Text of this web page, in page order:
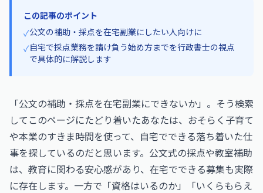
この記事のポイント
✓公文の補助・採点を在宅副業にしたい人向けに
✓自宅で採点業務を請け負う始め方までを行政書士の視点
で具体的に解説します
「公文の補助・採点を在宅副業にできないか」。そう検索
してこのページにたどり着いたあなたは、おそらく子育て
や本業のすきま時間を使って、自宅でできる落ち着いた仕
事を探しているのだと思います。公文式の採点や教室補助
は、教育に関わる安心感があり、在宅でできる募集も実際
に存在します。一方で「資格はいるのか」「いくらもらえ